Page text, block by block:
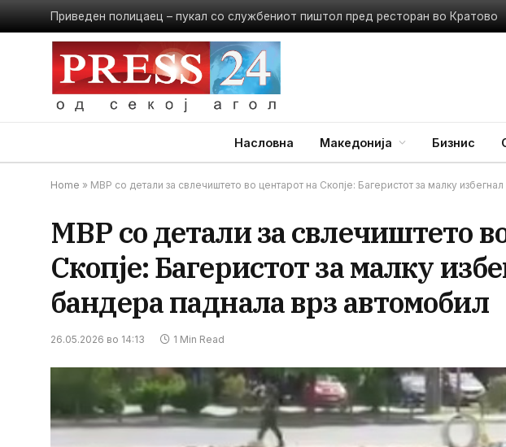
Приведен полицаец – пукал со службениот пиштол пред ресторан во Кратово
Насловна Македонија Бизнис
Home » МВР со детали за свлечиштето во центарот на Скопје: Багеристот за малку
МВР со детали за свлечиштето
Скопје: Багеристот за малку
бандера паднала врз автомобил
26.05.2026 во 14:13 1 Min Read